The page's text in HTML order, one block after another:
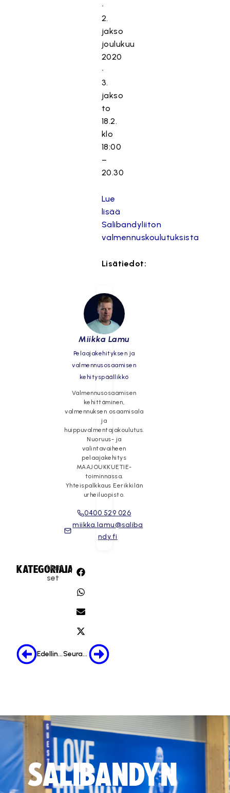
•
2.
jakso
joulukuu
2020
•
3.
jakso
to
18.2.
klo
18:00
–
20.30
Lue
lisää
Salibandyliiton
valmennuskoulutuksista
Lisätiedot:
Miikka Lamu
Pelaajakehityksen ja
valmennusosaamisen
kehityspäällikkö
Valmennusosaamisen
kehittäminen,
valmennuksen osaamisala
ja
huippuvalmentajakoulutus.
Nuoruus- ja
valintavaiheen
pelaajakehitys
MAAJOUKKUETIE-
toiminnassa.
Yhteispalkkaus Eerikkilän
urheiluopisto.
0400 529 026
miikka.lamu@saliba
ndy.fi
KATEGORIA:
Uuti
set
JAA:
Edellinen Seuraava
SALIBANDYN